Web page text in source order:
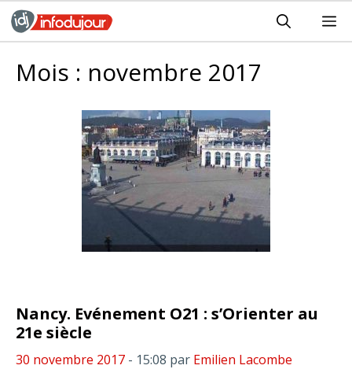
Aller
au
Mois : novembre 2017
Nancy. Evénement O21 : s’Orienter au
21e siècle
30 novembre 2017 - 15:08 par Emilien Lacombe